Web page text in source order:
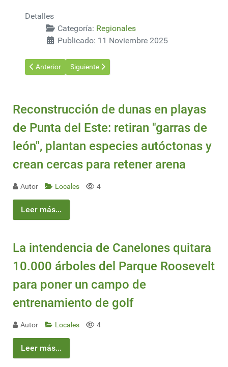
Detalles
Categoría: Regionales
Publicado: 11 Noviembre 2025
Artículo anterior: Tren Bioceánico transformará el comercio
Anterior Artículo siguiente: Historial de incumplimientos
Siguiente
Reconstrucción de dunas en playas
de Punta del Este: retiran "garras de
león", plantan especies autóctonas y
crean cercas para retener arena
Autor Locales 4
Leer más...
La intendencia de Canelones quitara
10.000 árboles del Parque Roosevelt
para poner un campo de
entrenamiento de golf
Autor Locales 4
Leer más...